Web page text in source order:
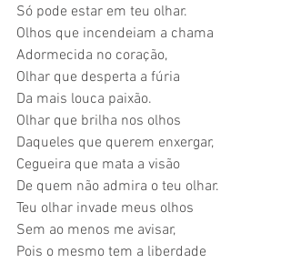
Só pode estar em teu olhar.
Olhos que incendeiam a chama
Adormecida no coração,
Olhar que desperta a fúria
Da mais louca paixão.
Olhar que brilha nos olhos
Daqueles que querem enxergar,
Cegueira que mata a visão
De quem não admira o teu olhar.
Teu olhar invade meus olhos
Sem ao menos me avisar,
Pois o mesmo tem a liberdade